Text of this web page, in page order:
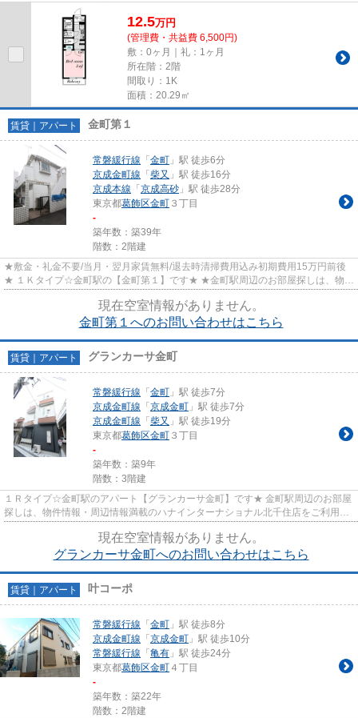
費用クレジット決済対応 【お部屋...
12.5万円
(管理費・共益費 6,500円)
敷：0ヶ月｜礼：1ヶ月
所在階：2階
間取り：1K
面積：20.29㎡
賃貸｜アパート 金町第１
常磐緩行線 「 金町 」駅 徒歩6分
京成金町線 「 柴又 」駅 徒歩16分
京成本線 「 京成高砂 」駅 徒歩28分
東京都葛飾区金町 ３丁目
-
築年数：築39年
階数：2階建
★敷金・礼金不要/当月・翌月家賃無料/退去時清掃費用込み初期費用15万円前後
★ １Ｋタイプ☆金町駅の【金町第１】です★ ★金町駅周辺のお部屋探しは、物件
現在空室情報がありません。
金町第１へのお問い合わせはこちら
賃貸｜アパート グランカーサ金町
常磐緩行線 「 金町 」駅 徒歩7分
京成金町線 「 京成金町 」駅 徒歩7分
京成金町線 「 柴又 」駅 徒歩19分
東京都葛飾区金町 ３丁目
-
築年数：築9年
階数：3階建
１Ｒタイプ☆金町駅のアパート【グランカーサ金町】です★ 金町駅周辺のお部屋
探しは、物件情報・周辺情報満載のハナインターナショナル北千住店をご利用下
現在空室情報がありません。
グランカーサ金町へのお問い合わせはこちら
賃貸｜アパート 叶コーポ
常磐緩行線 「 金町 」駅 徒歩8分
京成金町線 「 京成金町 」駅 徒歩10分
常磐緩行線 「 亀有 」駅 徒歩24分
東京都葛飾区金町 ４丁目
-
築年数：築22年
階数：2階建